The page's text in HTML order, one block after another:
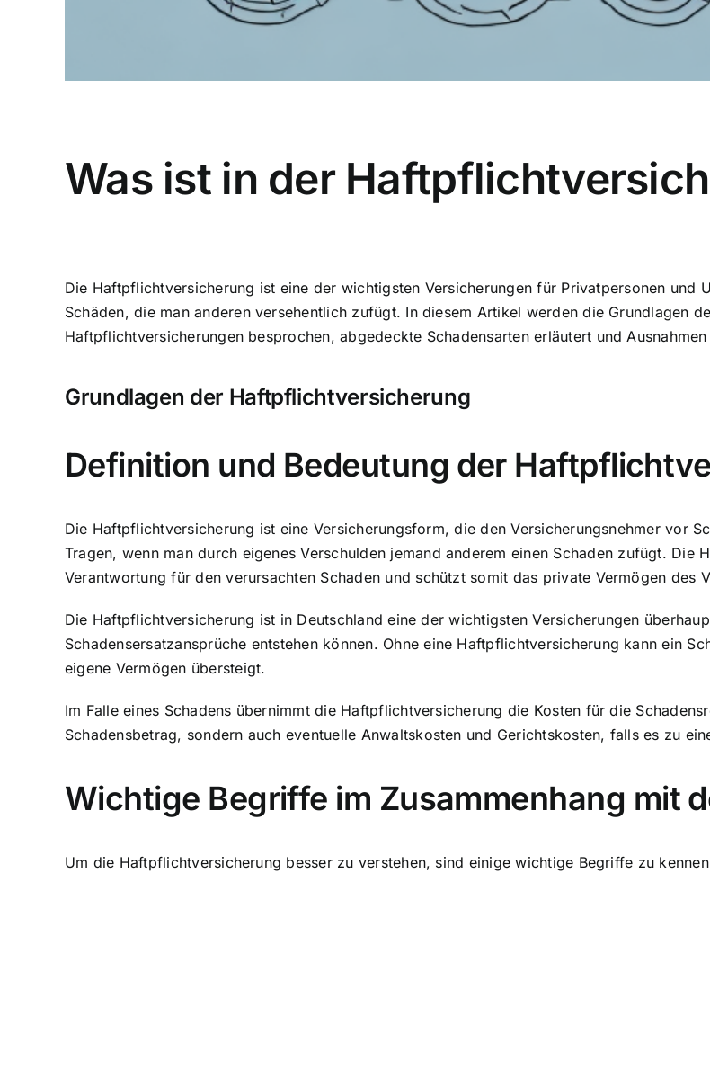
Was ist in der
Die Haftpflichtversicherung ist eine der wichtigsten Versicherungen für Privatpersonen und
Schäden, die man anderen versehentlich zufügt. In diesem Artikel werden die Grundlagen
Haftpflichtversicherungen besprochen, abgedeckte Schadensarten erläutert und
Grundlagen der Haftpflichtversicherung
Definition und Bedeutung der
Die Haftpflichtversicherung ist eine Versicherungsform, die den Versicherungsnehmer vor
Tragen, wenn man durch eigenes Verschulden jemand anderem einen Schaden zufügt.
Verantwortung für den verursachten Schaden und schützt somit das private Vermögen des
Die Haftpflichtversicherung ist in Deutschland eine der wichtigsten Versicherungen
Schadensersatzansprüche entstehen können. Ohne eine Haftpflichtversicherung kann ein
eigene Vermögen übersteigt.
Im Falle eines Schadens übernimmt die Haftpflichtversicherung die Kosten für die
Schadensbetrag, sondern auch eventuelle Anwaltskosten und Gerichtskosten, falls es zu
Wichtige Begriffe im Zusammenhang mit
Um die Haftpflichtversicherung besser zu verstehen, sind einige wichtige Begriffe zu